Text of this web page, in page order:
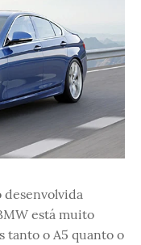
desenvolvida
está muito
tanto o A5 quanto o